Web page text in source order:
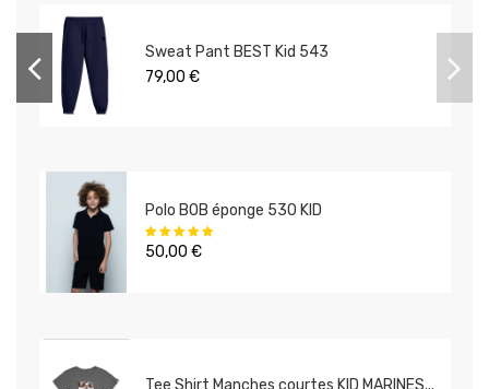
Sweat Pant BEST Kid 543
79,00 €
Polo BOB éponge 530 KID
50,00 €
Tee Shirt Manches courtes KID MARINES...